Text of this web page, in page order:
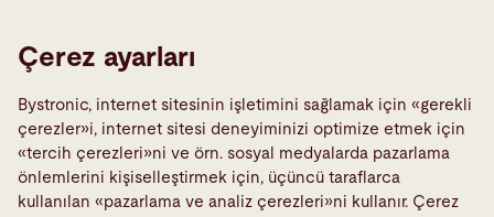
Hata Bildirim
Media Center
TeamViewer
Çerez ayarları
Bystronic, internet sitesinin işletimini sağlamak için «gerekli
çerezler»i, internet sitesi deneyiminizi optimize etmek için
«tercih çerezleri»ni ve örn. sosyal medyalarda pazarlama
önlemlerini kişiselleştirmek için, üçüncü taraflarca
kullanılan «pazarlama ve analiz çerezleri»ni kullanır. Çerez